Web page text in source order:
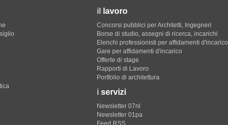
il lavoro
Concorsi pubblici per Architetti, Ingegneri
Borse di studio, assegni di ricerca, incarichi
Elenchi professionisti per affidamenti d'incarico
Gare per affidamenti d'incarico
Offerte di stage
Rapporti di Lavoro
Portfolio di architettura
i servizi
Newsletter 07nl
Newsletter 01pa
Feed RSS